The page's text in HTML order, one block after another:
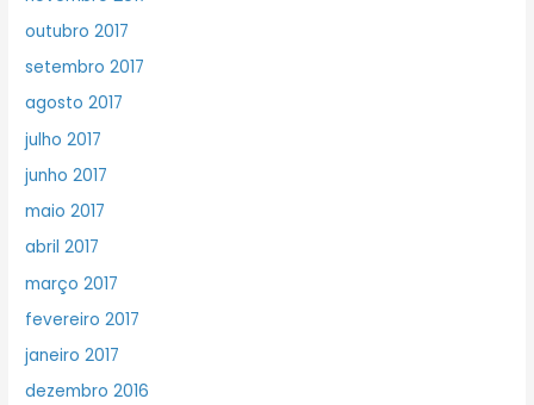
outubro 2017
setembro 2017
agosto 2017
julho 2017
junho 2017
maio 2017
abril 2017
março 2017
fevereiro 2017
janeiro 2017
dezembro 2016